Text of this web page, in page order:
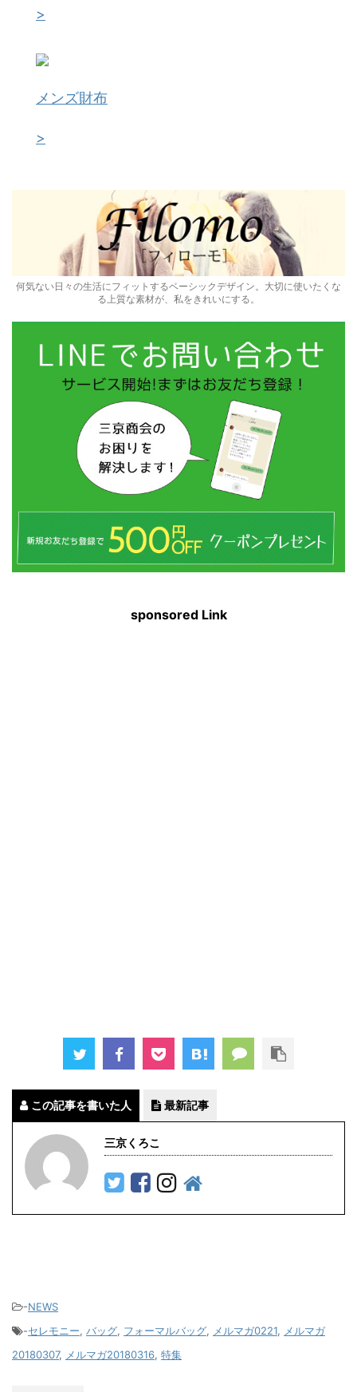
>
メンズ財布
>
何気ない日々の生活にフィットするベーシックデザイン。大切に使いたくな
る上質な素材が、私をきれいにする。
sponsored Link
この記事を書いた人 最新記事
三京くろこ
-NEWS
-セレモニー, バッグ, フォーマルバッグ, メルマガ0221, メルマガ
20180307, メルマガ20180316, 特集